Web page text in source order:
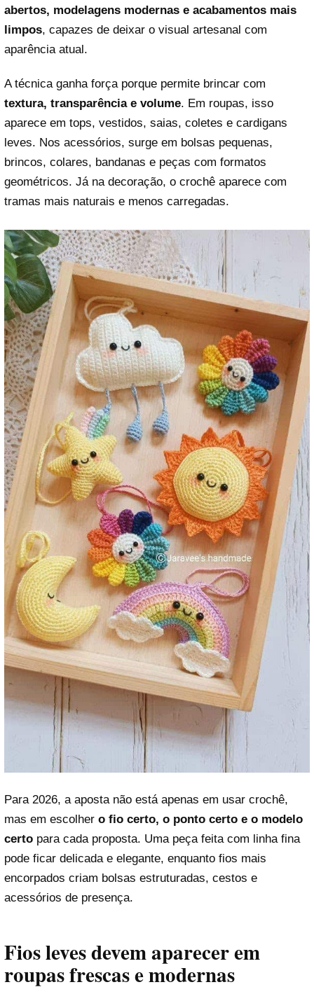
abertos, modelagens modernas e acabamentos mais
limpos, capazes de deixar o visual artesanal com
aparência atual.
A técnica ganha força porque permite brincar com
textura, transparência e volume. Em roupas, isso
aparece em tops, vestidos, saias, coletes e cardigans
leves. Nos acessórios, surge em bolsas pequenas,
brincos, colares, bandanas e peças com formatos
geométricos. Já na decoração, o crochê aparece com
tramas mais naturais e menos carregadas.
Para 2026, a aposta não está apenas em usar crochê,
mas em escolher o fio certo, o ponto certo e o modelo
certo para cada proposta. Uma peça feita com linha fina
pode ficar delicada e elegante, enquanto fios mais
encorpados criam bolsas estruturadas, cestos e
acessórios de presença.
Fios leves devem aparecer em
roupas frescas e modernas